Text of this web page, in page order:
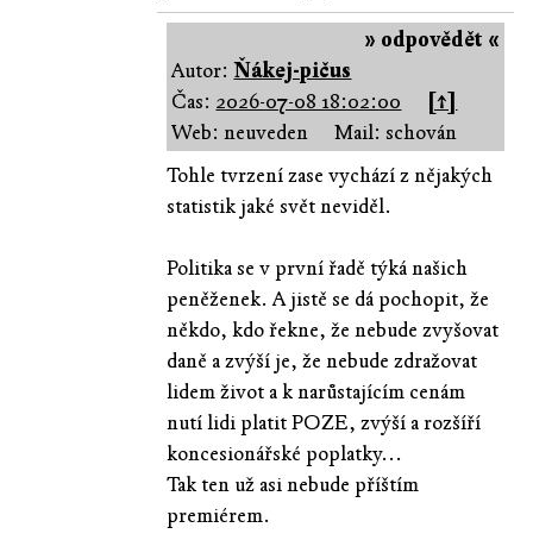
» odpovědět «
Autor:Ňákej-pičus
Čas: 2026-07-08 18:02:00
[↑]
Web: neuveden
Mail: schován
Tohle tvrzení zase vychází z nějakých
statistik jaké svět neviděl.
Politika se v první řadě týká našich
peněženek. A jistě se dá pochopit, že
někdo, kdo řekne, že nebude zvyšovat
daně a zvýší je, že nebude zdražovat
lidem život a k narůstajícím cenám
nutí lidi platit POZE, zvýší a rozšíří
koncesionářské poplatky...
Tak ten už asi nebude příštím
premiérem.